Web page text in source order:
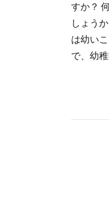
すか？
しょう
は幼い
で、幼